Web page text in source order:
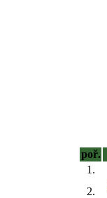
poř.
1.
2.